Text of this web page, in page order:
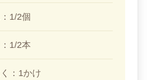
1/2個
1/2本
：1かけ